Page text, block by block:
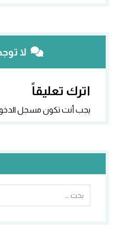
لا
اترك تعليقاً
يجب أنت تكون مسجل